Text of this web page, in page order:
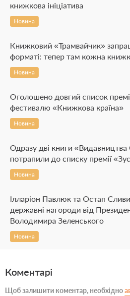
книжкова ініціатива
Новина
Книжковий «Трамвайчик»
форматі: тепер там кожна
Новина
Оголошено довгий список
фестивалю «Книжкова країна»
Новина
Одразу дві книги
потрапили до списку премії
Новина
Ілларіон Павлюк та Остап
державні нагороди від
Володимира Зеленського
Новина
Коментарі
Щоб залишити коментар, необхідно